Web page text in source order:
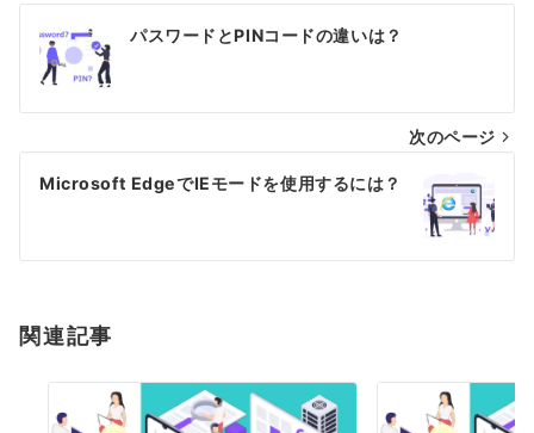
稿
ビ
ゲ
シ
ン
パスワードとPINコードの違いは？
次のページ
Microsoft EdgeでIEモードを使用するには？
関連記事